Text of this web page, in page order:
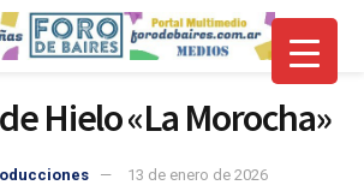
Hielo «La Morocha»
13 de enero de 2026